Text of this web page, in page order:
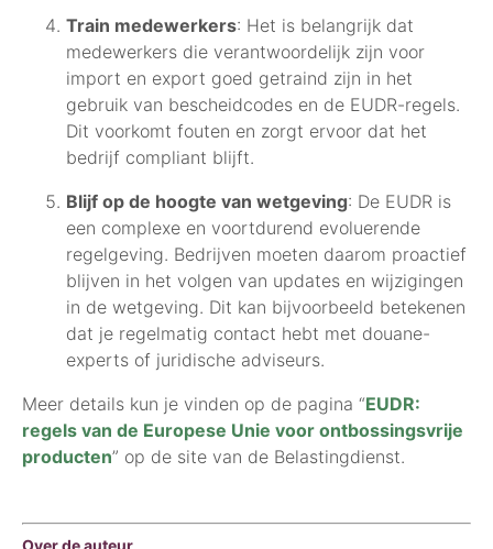
Train medewerkers: Het is belangrijk dat
medewerkers die verantwoordelijk zijn voor
import en export goed getraind zijn in het
gebruik van bescheidcodes en de EUDR-regels.
Dit voorkomt fouten en zorgt ervoor dat het
bedrijf compliant blijft.
Blijf op de hoogte van wetgeving: De EUDR is
een complexe en voortdurend evoluerende
regelgeving. Bedrijven moeten daarom proactief
blijven in het volgen van updates en wijzigingen
in de wetgeving. Dit kan bijvoorbeeld betekenen
dat je regelmatig contact hebt met douane-
experts of juridische adviseurs.
Meer details kun je vinden op de pagina “EUDR:
regels van de Europese Unie voor ontbossingsvrije
producten” op de site van de Belastingdienst.
Over de auteur